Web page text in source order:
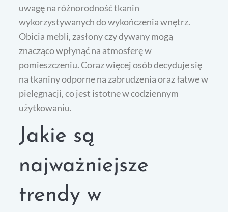
uwagę na różnorodność tkanin
wykorzystywanych do wykończenia wnętrz.
Obicia mebli, zasłony czy dywany mogą
znacząco wpłynąć na atmosferę w
pomieszczeniu. Coraz więcej osób decyduje się
na tkaniny odporne na zabrudzenia oraz łatwe w
pielęgnacji, co jest istotne w codziennym
użytkowaniu.
Jakie są
najważniejsze
trendy w